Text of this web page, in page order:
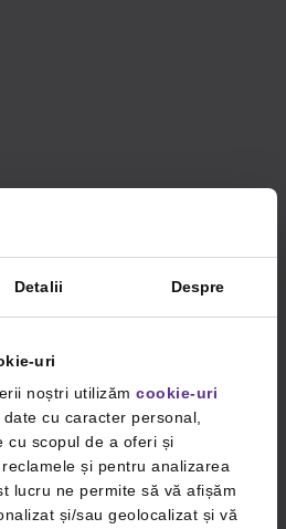
Detalii Despre
uri
noștri utilizăm cookie-uri
cu caracter personal,
cu scopul de a oferi și
și pentru analizarea
lucru ne permite să vă afișăm
și/sau geolocalizat și vă